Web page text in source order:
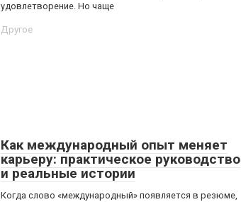
удовлетворение. Но чаще
Другое
Как международный опыт меняет
карьеру: практическое руководство
и реальные истории
Когда слово «международный» появляется в резюме,